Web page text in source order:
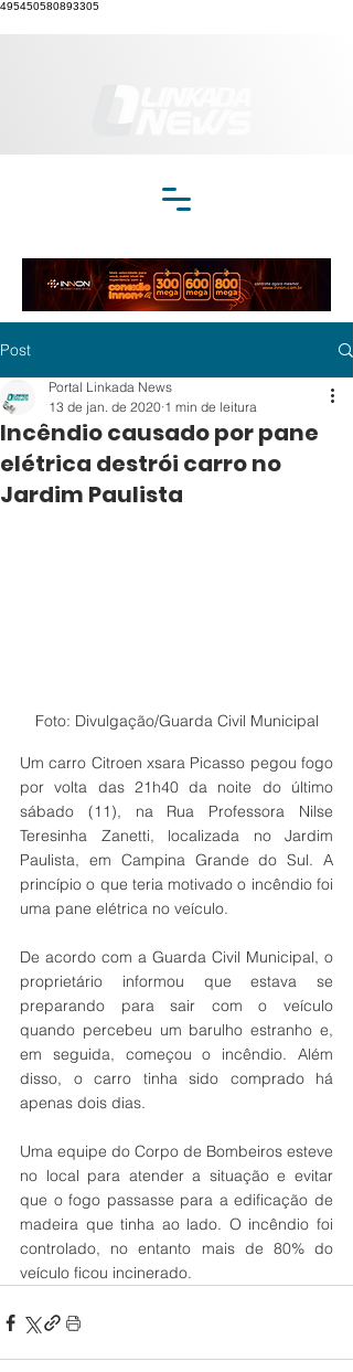
495450580893305
Post
Incêndio causado por pane
elétrica destrói carro no
Jardim Paulista
Portal Linkada News
13 de jan. de 2020 1 min de leitura
Foto: Divulgação/Guarda Civil Municipal
Um carro Citroen xsara Picasso pegou fogo
por volta das 21h40 da noite do último
sábado (11), na Rua Professora Nilse
Teresinha Zanetti, localizada no Jardim
Paulista, em Campina Grande do Sul. A
princípio o que teria motivado o incêndio foi
uma pane elétrica no veículo.
De acordo com a Guarda Civil Municipal, o
proprietário informou que estava se
preparando para sair com o veículo
quando percebeu um barulho estranho e,
em seguida, começou o incêndio. Além
disso, o carro tinha sido comprado há
apenas dois dias.
Uma equipe do Corpo de Bombeiros esteve
no local para atender a situação e evitar
que o fogo passasse para a edificação de
madeira que tinha ao lado. O incêndio foi
controlado, no entanto mais de 80% do
veículo ficou incinerado.